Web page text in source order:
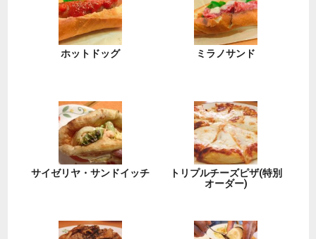
ホットドッグ ミラノサンド
サイゼリヤ・サンドイッチ
トリプルチーズピザ(特別
オーダー)